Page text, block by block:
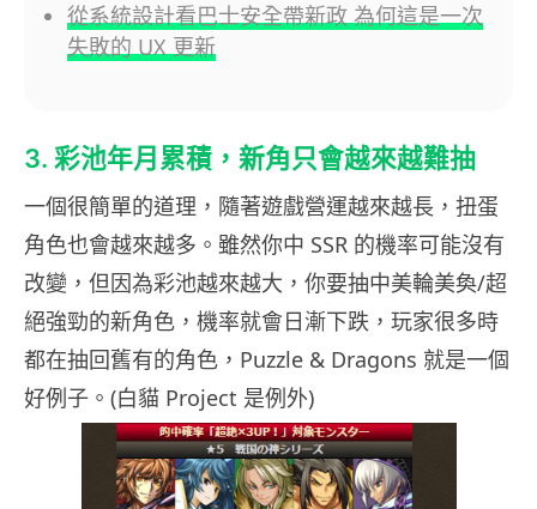
從系統設計看巴士安全帶新政 為何這是一次
失敗的 UX 更新
3. 彩池年月累積，新角只會越來越難抽
一個很簡單的道理，隨著遊戲營運越來越長，扭蛋
角色也會越來越多。雖然你中 SSR 的機率可能沒有
改變，但因為彩池越來越大，你要抽中美輪美奐/超
絕強勁的新角色，機率就會日漸下跌，玩家很多時
都在抽回舊有的角色，Puzzle & Dragons 就是一個
好例子。(白貓 Project 是例外)